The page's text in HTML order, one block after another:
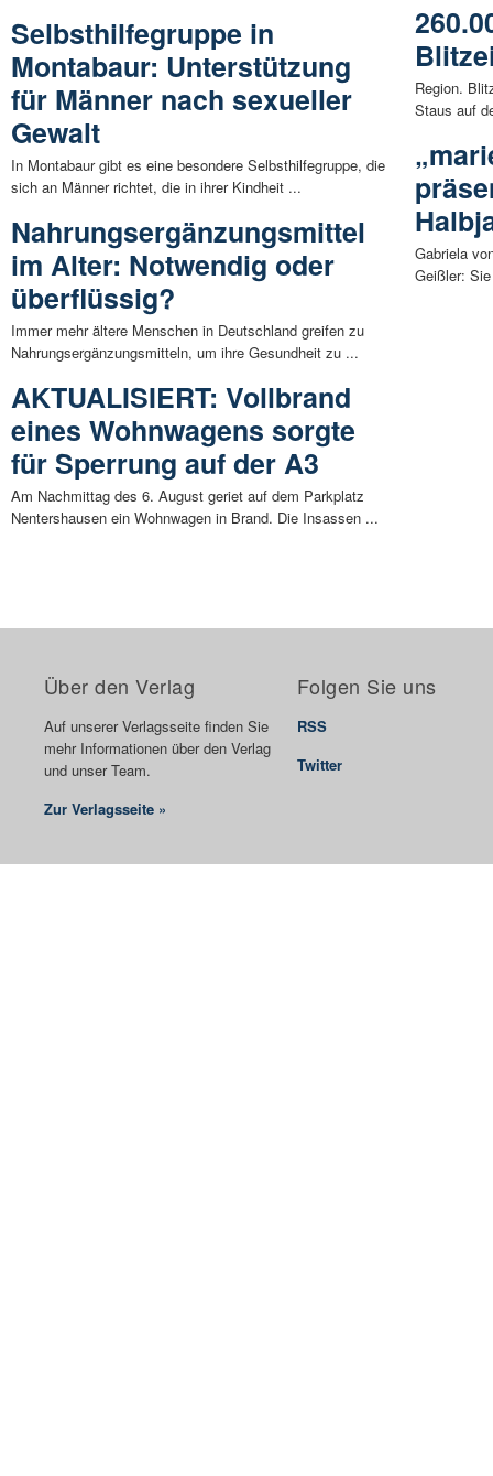
Selbsthilfegruppe in
Montabaur: Unterstützung
für Männer nach sexueller
Gewalt
In Montabaur gibt es eine besondere Selbsthilfegruppe, die
sich an Männer richtet, die in ihrer Kindheit ...
Nahrungsergänzungsmittel
im Alter: Notwendig oder
überflüssig?
Immer mehr ältere Menschen in Deutschland greifen zu
Nahrungsergänzungsmitteln, um ihre Gesundheit zu ...
AKTUALISIERT: Vollbrand
eines Wohnwagens sorgte
für Sperrung auf der A3
Am Nachmittag des 6. August geriet auf dem Parkplatz
Nentershausen ein Wohnwagen in Brand. Die Insassen ...
Region.
Staus auf
Gabriela
Geißler:
Über den Verlag
Auf unserer Verlagsseite finden Sie
mehr Informationen über den Verlag
und unser Team.
Zur Verlagsseite »
Folgen Sie uns
RSS
Twitter